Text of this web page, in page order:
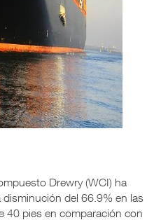
Drewry (WCI) ha
del 66.9% en las
40 pies en comparación con